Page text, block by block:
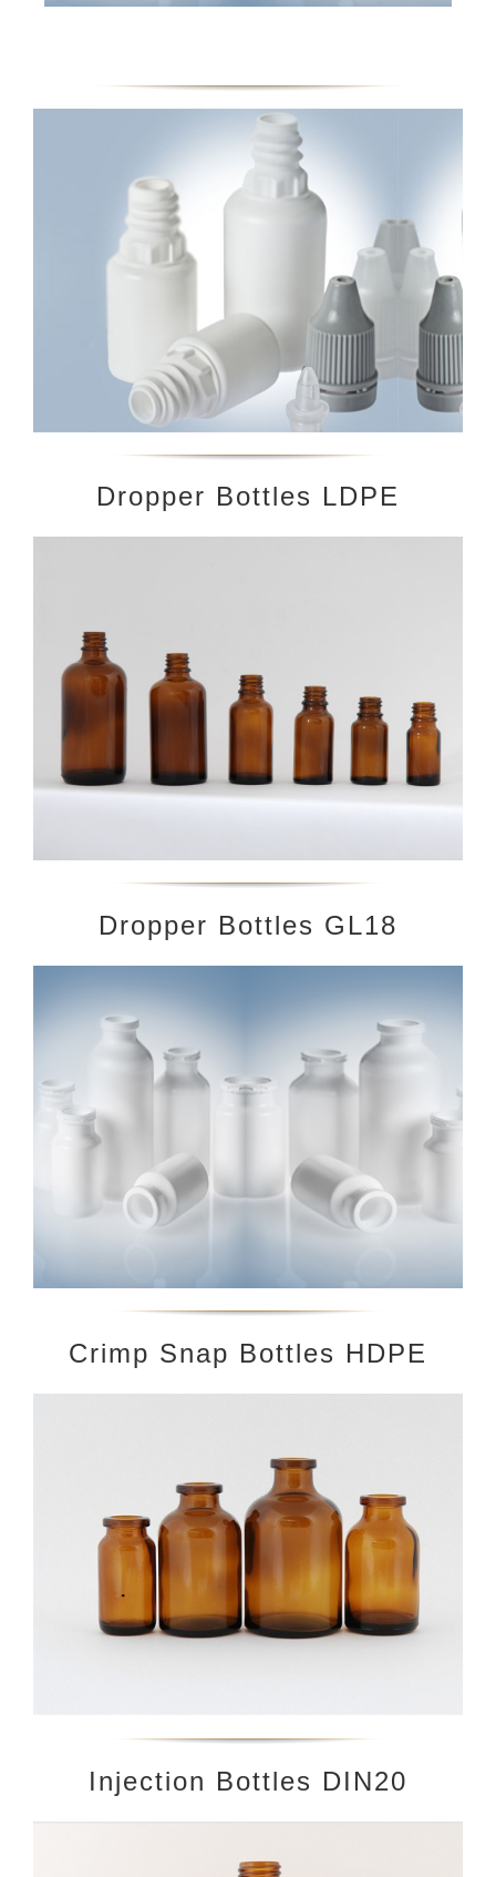
Dropper Bottles LDPE
Dropper Bottles GL18
Crimp Snap Bottles HDPE
Injection Bottles DIN20